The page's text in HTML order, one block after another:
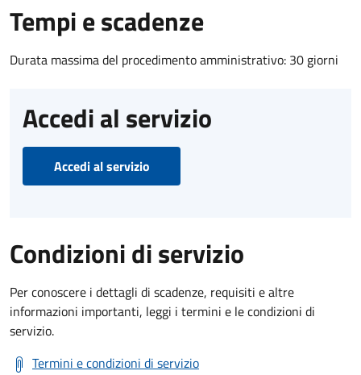
Tempi e scadenze
Durata massima del procedimento amministrativo: 30 giorni
Accedi al servizio
Accedi al servizio
Condizioni di servizio
Per conoscere i dettagli di scadenze, requisiti e altre
informazioni importanti, leggi i termini e le condizioni di
servizio.
Termini e condizioni di servizio